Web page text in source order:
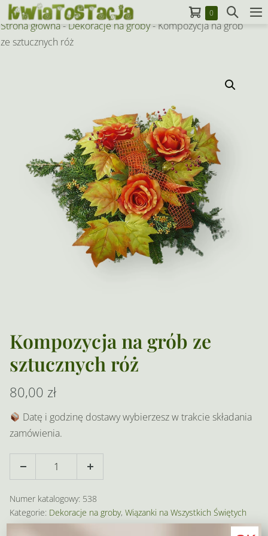
Skip
to
content
Koszyk
0Items
in
Search
Toggle
Strona główna- Dekoracje na groby- Kompozycja na grób
ze sztucznych róż
Kompozycja na grób ze
sztucznych róż
80,00 zł
Datę i godzinę dostawy wybierzesz w trakcie składania
zamówienia.
Decrease
ilość
Kompozycja
na
grób
ze
Increase
Numer katalogowy: 538
Kategorie: Dekoracje na groby, Wiązanki na Wszystkich Świętych